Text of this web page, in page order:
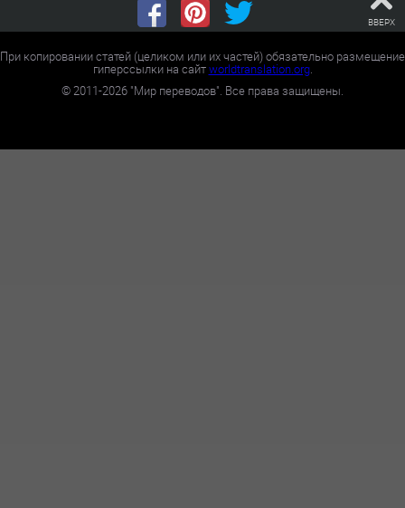
ВВЕРХ
При копировании статей (целиком или их частей) обязательно размещение
гиперссылки на сайтworldtranslation.org.
©2011-2026 "Мир переводов". Все права защищены.